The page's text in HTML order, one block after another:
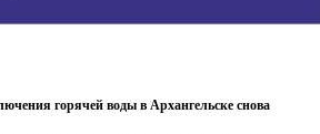
горячей воды в Архангельске снова